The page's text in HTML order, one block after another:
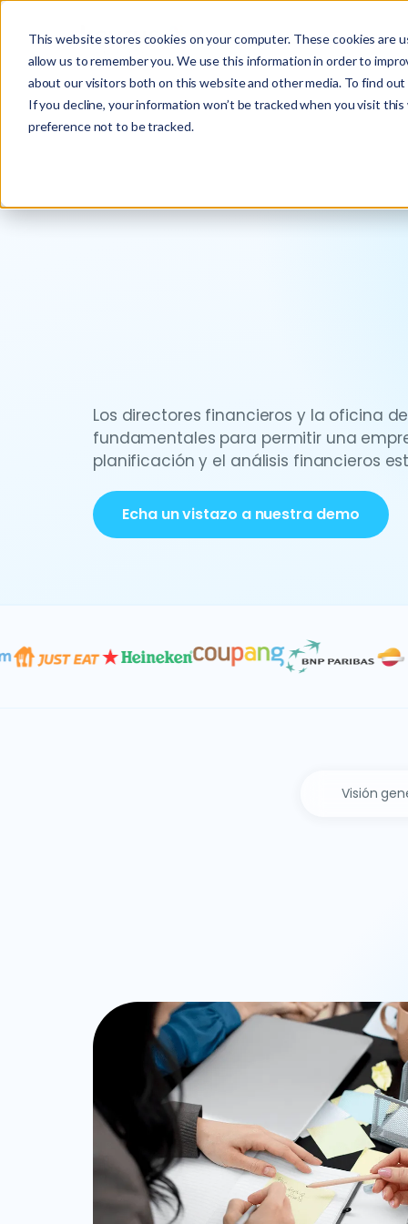
This website stores cookies on your computer. These cookies
allow us to remember you. We use this information in order to
about our visitors both on this website and other media. To find
If you decline, your information won’t be tracked when you visit
preference not to be tracked.
Los directores financieros y la oficina
fundamentales para permitir una
planificación y el análisis financieros
Echa un vistazo a nuestra demo
Visión